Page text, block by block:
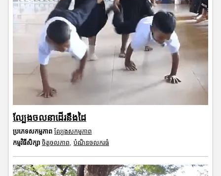
ល្បែងចលនាដើរនឹងដៃ
ប្រភេទសកម្មភាព ល្បែងសកម្មភាព
កម្មវិធីសិក្សា ចិត្តចលភាព បំណិនចលករធំ